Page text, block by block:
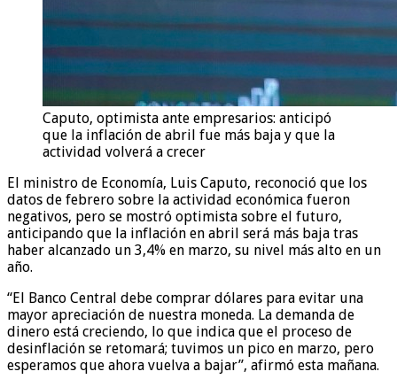
Caputo, optimista ante empresarios: anticipó
que la inflación de abril fue más baja y que la
actividad volverá a crecer
El ministro de Economía, Luis Caputo, reconoció que los
datos de febrero sobre la actividad económica fueron
negativos, pero se mostró optimista sobre el futuro,
anticipando que la inflación en abril será más baja tras
haber alcanzado un 3,4% en marzo, su nivel más alto en un
año.
“El Banco Central debe comprar dólares para evitar una
mayor apreciación de nuestra moneda. La demanda de
dinero está creciendo, lo que indica que el proceso de
desinflación se retomará; tuvimos un pico en marzo, pero
esperamos que ahora vuelva a bajar”, afirmó esta mañana.